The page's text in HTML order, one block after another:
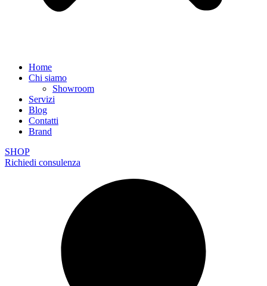
Home
Chi siamo
Showroom
Servizi
Blog
Contatti
Brand
SHOP
Richiedi consulenza